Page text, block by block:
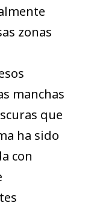
zonas
manchas
que
ha sido
con